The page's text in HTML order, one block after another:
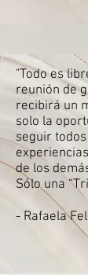
"Todo es
reunión de
recibirá un
solo la
seguir
de los
Sólo una
- Rafaela